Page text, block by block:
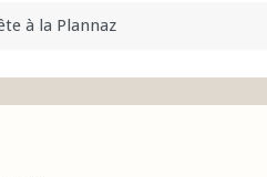
à la Plannaz